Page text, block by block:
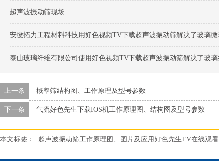
超声波振动筛现场
安徽拓力工程材料科技用好色视频TV下载超声波振动筛解决了玻璃
泰山玻璃纤维有限公司使用好色视频TV下载超声波振动筛解决了玻
上一条 概率筛结构图、工作原理及型号参数
下一条 气流好色先生下载IOS机工作原理图、结构图及型号参数
本文标签： 超声波振动筛工作原理图、图片及应用好色先生TV在线观看